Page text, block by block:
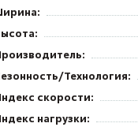
Технология:
скорости:
нагрузки: